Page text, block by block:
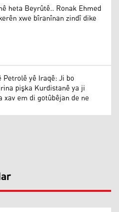
heta Beyrûtê.. Ronak Ehmed
xwe bîranînan zindî dike
Petrolê yê Iraqê: Ji bo
pişka Kurdistanê ya ji
xav em di gotûbêjan de ne